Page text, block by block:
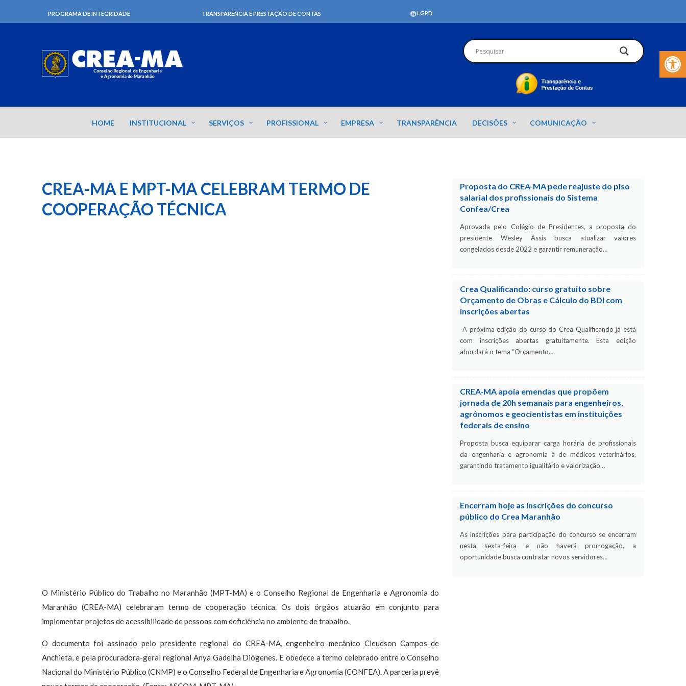
Barra de
PROGRAMA DE INTEGRIDADE TRANSPARÊNCIA E PRESTAÇÃO DE CONTAS LGPD
HOME INSTITUCIONAL SERVIÇOS PROFISSIONAL EMPRESA TRANSPARÊNCIA DECISÕES COMUNICAÇÃO
CREA-MA E MPT-MA CELEBRAM TERMO DE
COOPERAÇÃO TÉCNICA
O Ministério Público do Trabalho no Maranhão (MPT-MA) e o Conselho Regional de Engenharia e Agronomia do
Maranhão (CREA-MA) celebraram termo de cooperação técnica. Os dois órgãos atuarão em conjunto para
implementar projetos de acessibilidade de pessoas com deficiência no ambiente de trabalho.
O documento foi assinado pelo presidente regional do CREA-MA, engenheiro mecânico Cleudson Campos de
Anchieta, e pela procuradora-geral regional Anya Gadelha Diógenes. E obedece a termo celebrado entre o Conselho
Nacional do Ministério Público (CNMP) e o Conselho Federal de Engenharia e Agronomia (CONFEA). A parceria prevê
Proposta do CREA-MA pede reajuste do piso
salarial dos profissionais do Sistema
Confea/Crea
Aprovada pelo Colégio de Presidentes, a proposta do
presidente Wesley Assis busca atualizar valores
congelados desde 2022 e garantir remuneração…
Crea Qualificando: curso gratuito sobre
Orçamento de Obras e Cálculo do BDI com
inscrições abertas
A próxima edição do curso do Crea Qualificando já está
com inscrições abertas gratuitamente. Esta edição
abordará o tema “Orçamento…
CREA-MA apoia emendas que propõem
jornada de 20h semanais para engenheiros,
agrônomos e geocientistas em instituições
federais de ensino
Proposta busca equiparar carga horária de profissionais
da engenharia e agronomia à de médicos veterinários,
garantindo tratamento igualitário e valorização…
Encerram hoje as inscrições do concurso
público do Crea Maranhão
As inscrições para participação do concurso se encerram
nesta sexta-feira e não haverá prorrogação, a
oportunidade busca contratar novos servidores…